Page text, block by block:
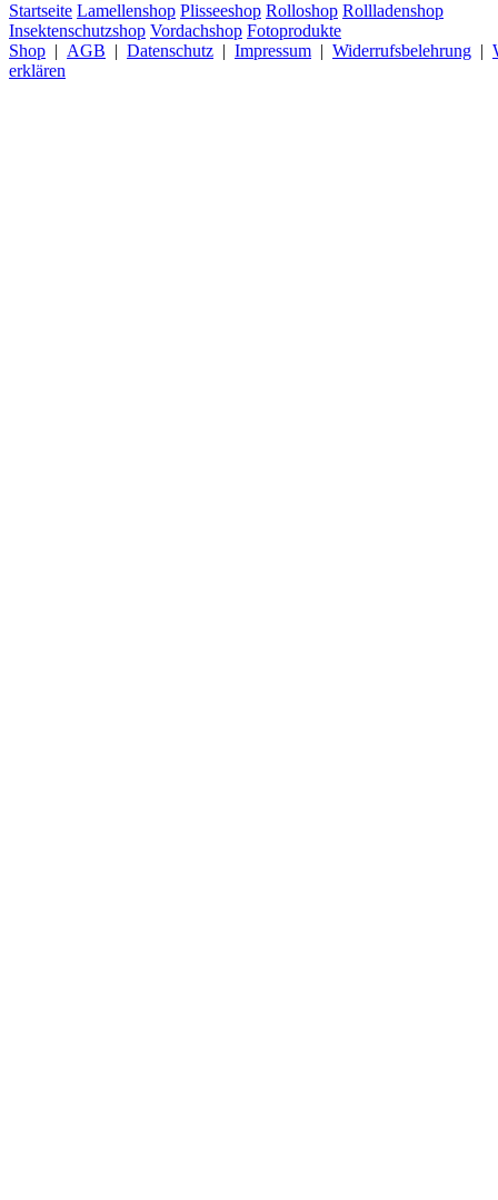
Startseite Lamellenshop Plisseeshop Rolloshop Rollladenshop
Insektenschutzshop Vordachshop Fotoprodukte
Shop | AGB | Datenschutz | Impressum | Widerrufsbelehrung |
erklären